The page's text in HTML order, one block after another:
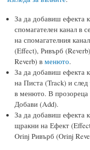
За да добавиш ефекта
спомагателен канал в
на спомагателния
(Effect), Ривърб
Reverb) в менюто.
За да добавиш ефекта
на Писта (Track) и след
в менюто. В прозореца
Добави (Add).
За да добавиш ефекта
щракни на Ефект
Orinj Ривърб (Orinj